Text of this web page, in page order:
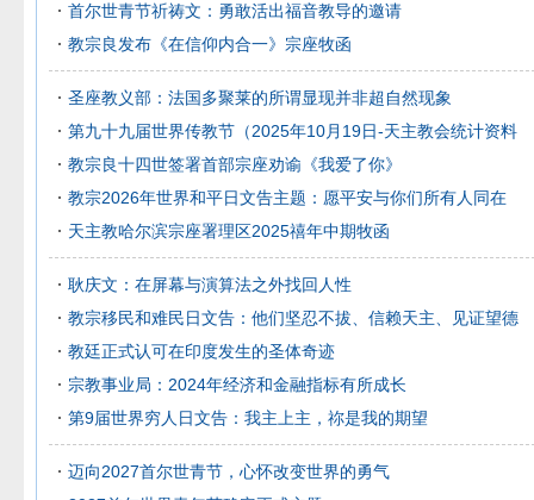
首尔世青节祈祷文：勇敢活出福音教导的邀请
教宗良发布《在信仰内合一》宗座牧函
圣座教义部：法国多聚莱的所谓显现并非超自然现象
第九十九届世界传教节（2025年10月19日-天主教会统计资料
教宗良十四世签署首部宗座劝谕《我爱了你》
教宗2026年世界和平日文告主题：愿平安与你们所有人同在
天主教哈尔滨宗座署理区2025禧年中期牧函
耿庆文：在屏幕与演算法之外找回人性
教宗移民和难民日文告：他们坚忍不拔、信赖天主、见证望德
教廷正式认可在印度发生的圣体奇迹
宗教事业局：2024年经济和金融指标有所成长
第9届世界穷人日文告：我主上主，祢是我的期望
迈向2027首尔世青节，心怀改变世界的勇气